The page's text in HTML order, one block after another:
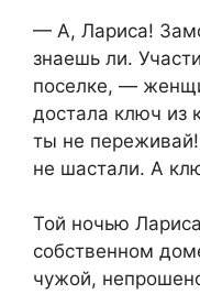
— А, Лариса!
знаешь ли.
поселке, —
достала ключ из
ты не
не шастали. А
Той ночью
собственном
чужой,